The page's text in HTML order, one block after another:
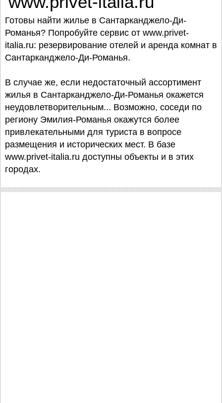
Готовы найти жилье в Сантарканджело-Ди-
Романья? Попробуйте сервис от www.privet-
italia.ru: резервирование отелей и аренда комнат в
Сантарканджело-Ди-Романья.
В случае же, если недостаточный ассортимент
жилья в Сантарканджело-Ди-Романья окажется
неудовлетворительным... Возможно, соседи по
региону Эмилия-Романья окажутся более
привлекательными для туриста в вопросе
размещения и исторических мест. В базе
www.privet-italia.ru доступны объекты и в этих
городах.